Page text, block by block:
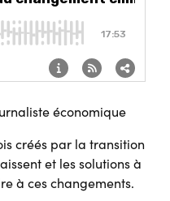
économique
créés par la transition
et les solutions à
à ces changements.